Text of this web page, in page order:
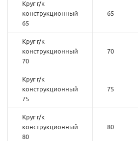
Круг г/к
конструкционный
65
65
Круг г/к
конструкционный
70
70
Круг г/к
конструкционный
75
75
Круг г/к
конструкционный
80
80